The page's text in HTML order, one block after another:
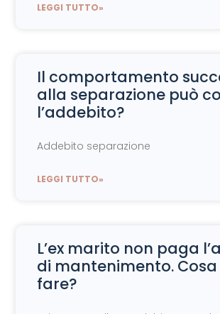
LEGGI TUTTO»
Il comportamento
alla separazione può
l’addebito?
Addebito separazione
LEGGI TUTTO»
L’ex marito non paga
di mantenimento.
fare?